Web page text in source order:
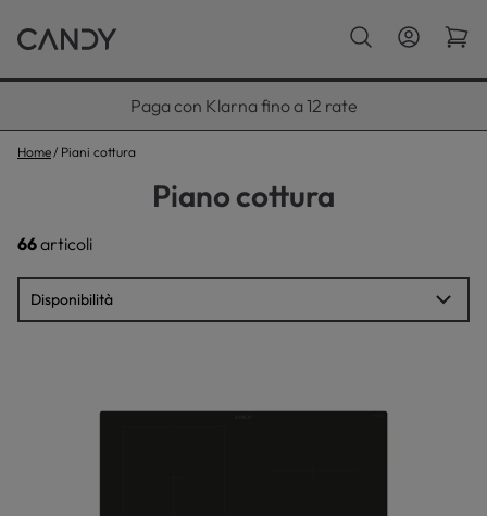
Paga con Klarna fino a 12 rate
Home Piani cottura
Piano cottura
66articoli